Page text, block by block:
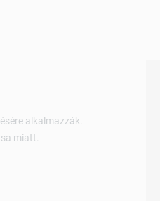
alkalmazzák.
miatt.